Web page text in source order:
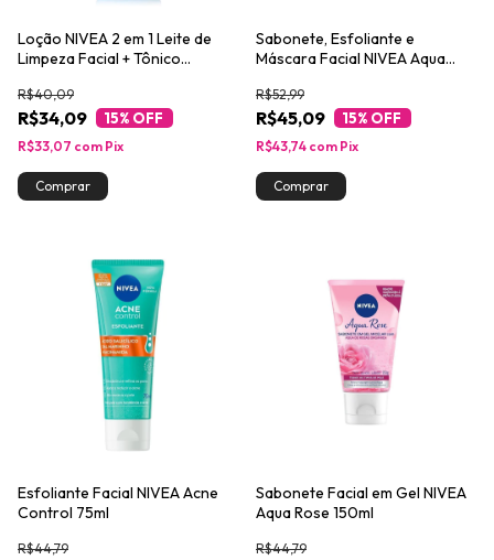
Loção NIVEA 2 em 1 Leite de
Limpeza Facial + Tônico
R$34,09
R$40,09
15% OFF
R$33,07 com Pix
Sabonete, Esfoliante e
Máscara Facial NIVEA Aqua
R$45,09
R$52,99
15% OFF
R$43,74 com Pix
Esfoliante Facial NIVEA Acne
Control 75ml
R$44,79
Sabonete Facial em Gel NIVEA
Aqua Rose 150ml
R$44,79